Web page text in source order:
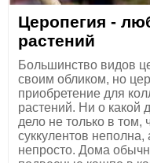
Церопегия -
растений
Большинство видов
своим обликом, но
приобретение для
растений. Ни о какой
дело не только в том,
суккулентов неполна,
непросто. Дома